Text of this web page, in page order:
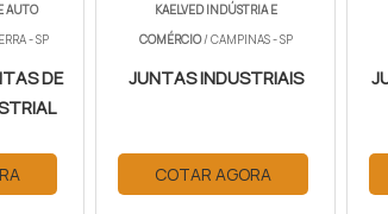
AUTO
- SP
DE
KAELVED INDÚSTRIA E
COMÉRCIO/ CAMPINAS - SP
JUNTAS INDUSTRIAIS
COTAR AGORA